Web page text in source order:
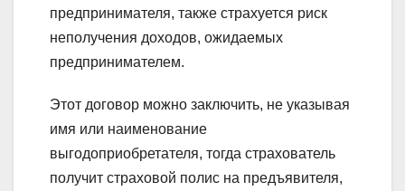
предпринимателя, также страхуется риск
неполучения доходов, ожидаемых
предпринимателем.
Этот договор можно заключить, не указывая
имя или наименование
выгодоприобретателя, тогда страхователь
получит страховой полис на предъявителя,